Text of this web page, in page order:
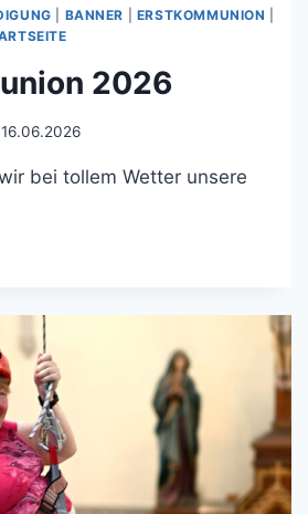
BANNER ERSTKOMMUNION
2026
16.06.2026
bei tollem Wetter unsere